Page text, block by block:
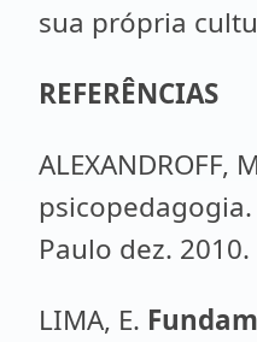
sua própria
REFERÊNCIAS
ALEXANDROFF,
psicopedagogia.
Paulo dez. 2010.
LIMA, E.